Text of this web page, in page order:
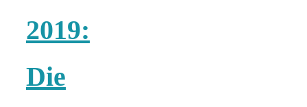
2019:
Die